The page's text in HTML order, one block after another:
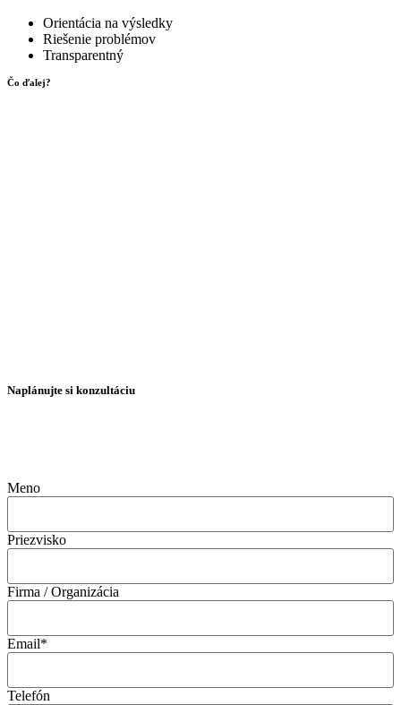
Orientácia na výsledky
Riešenie problémov
Transparentný
Čo ďalej?
Naplánujte si konzultáciu
Meno
Priezvisko
Firma / Organizácia
Email*
Telefón